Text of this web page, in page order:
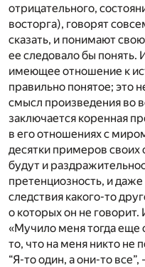
отрицательного,
восторга), говорят
сказать, и понимают
ее следовало бы понять.
имеющее отношение к
правильно понятое; это
смысл произведения во
заключается коренная
в его отношениях с
десятки примеров своих
будут и
претенциозность, и даже
следствия какого-то
о которых он не
«Мучило меня тогда еще
то, что на меня никто не
“Я-то один, а они-то